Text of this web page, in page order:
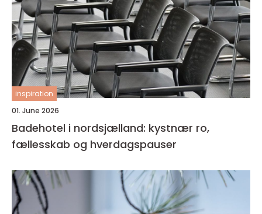
inspiration
01. June 2026
Badehotel i nordsjælland: kystnær ro,
fællesskab og hverdagspauser